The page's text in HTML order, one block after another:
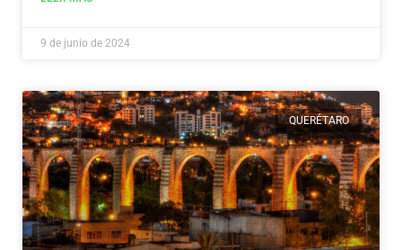
9 de junio de 2024
QUERÉTARO